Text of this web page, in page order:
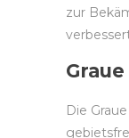
zur
Die